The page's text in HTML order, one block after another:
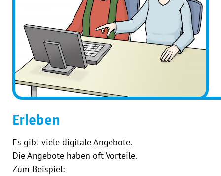
Erleben
Es gibt viele digitale Angebote.
Die Angebote haben oft Vorteile.
Zum Beispiel: